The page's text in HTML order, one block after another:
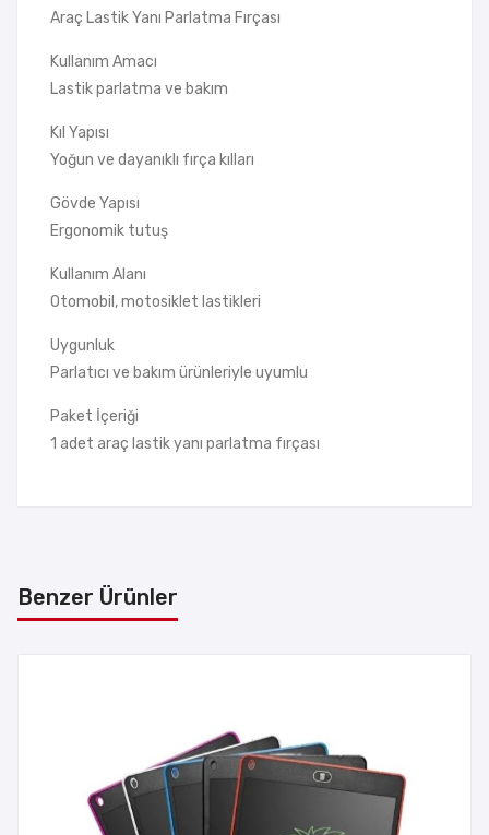
Araç Lastik Yanı Parlatma Fırçası
Kullanım Amacı
Lastik parlatma ve bakım
Kıl Yapısı
Yoğun ve dayanıklı fırça kılları
Gövde Yapısı
Ergonomik tutuş
Kullanım Alanı
Otomobil, motosiklet lastikleri
Uygunluk
Parlatıcı ve bakım ürünleriyle uyumlu
Paket İçeriği
1 adet araç lastik yanı parlatma fırçası
Benzer Ürünler